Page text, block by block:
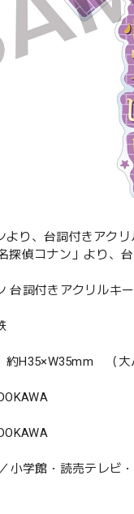
より、台詞付きアク
探偵コナン」より、
台詞付きアクリルキ
約H35×W35mm （
小学館・読売テレビ